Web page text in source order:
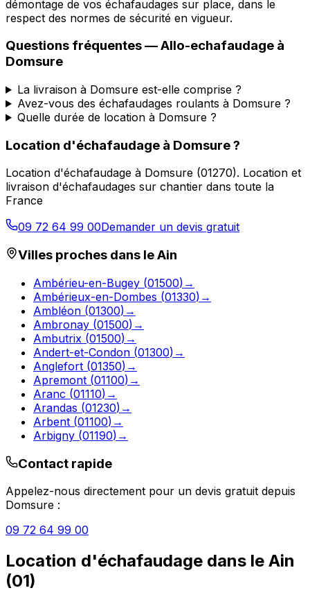
démontage de vos échafaudages sur place, dans le
respect des normes de sécurité en vigueur.
Questions fréquentes —Allo-echafaudage à
Domsure
La livraison à Domsure est-elle comprise ?
Avez-vous des échafaudages roulants à Domsure ?
Quelle durée de location à Domsure ?
Location d'échafaudage à Domsure?
Location d'échafaudage à Domsure (01270). Location et
livraison d'échafaudages sur chantier dans toute la
France
09 72 64 99 00Demander un devis gratuit
Villes proches dans leAin
Ambérieu-en-Bugey (01500) →
Ambérieux-en-Dombes (01330) →
Ambléon (01300) →
Ambronay (01500) →
Ambutrix (01500) →
Andert-et-Condon (01300) →
Anglefort (01350) →
Apremont (01100) →
Aranc (01110) →
Arandas (01230) →
Arbent (01100) →
Arbigny (01190) →
Contact rapide
Appelez-nous directement pour un devis gratuit depuis
Domsure :
09 72 64 99 00
Location d'échafaudage dans le Ain
(01)